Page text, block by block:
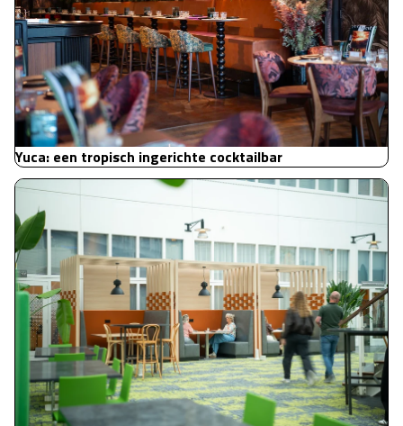
Yuca: een tropisch ingerichte cocktailbar
Cito: toekomstbestendige maatwerkoplossingen